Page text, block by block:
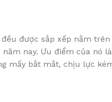
được sắp xếp nằm
nay. Ưu điểm của nó
mấy bắt mắt, chịu lực